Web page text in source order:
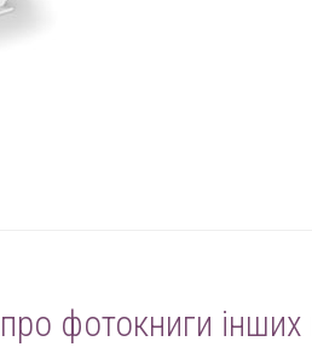
фотокниги інших